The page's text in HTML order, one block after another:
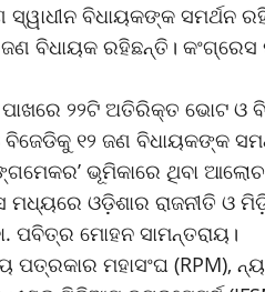
ସ୍ୱାଧୀନ ବିଧାୟକଙ୍କ ସମର୍ଥନ
ବିଧାୟକ ରହିଛନ୍ତି।
୨୨ଟି ଅତିରିକ୍ତ ଭୋଟ ଓ
୧୨ ଜଣ ବିଧାୟକଙ୍କ
ଭୂମିକାରେ ଥିବା
ମଧ୍ୟରେ ଓଡ଼ିଶାର ରାଜନୀତି ଓ
ପବିତ୍ର ମୋହନ ସାମନ୍ତରାୟ।
ପତ୍ରକାର ମହାସଂଘ